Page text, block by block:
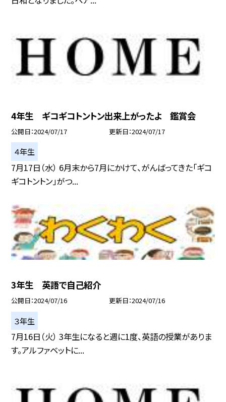
4年生 ギコギコトントン出来上がったよ 鑑賞会
公開日 2024/07/17 更新日 2024/07/17
４年生
7月17日（水） 6月末から7月にかけて、がんばってきた「ギコ
ギコトントン」がつ...
3年生 英語で自己紹介
公開日 2024/07/16 更新日 2024/07/16
３年生
7月16日（火） 3年生になると週に1度、英語の授業がありま
す。アルファベットに...